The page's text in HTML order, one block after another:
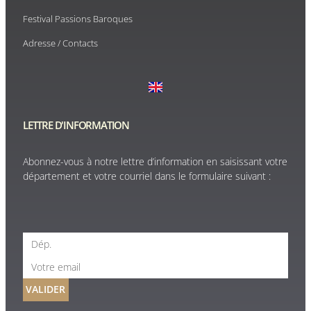
Festival Passions Baroques
Adresse / Contacts
LETTRE D'INFORMATION
Abonnez-vous à notre lettre d’information en saisissant votre
département et votre courriel dans le formulaire suivant :
VALIDER